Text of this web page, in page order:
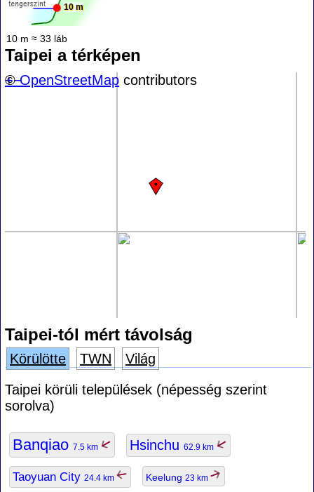
10 m
10 m ≈ 33 láb
Taipei a térképen
+−
©OpenStreetMap contributors
Taipei-tól mért távolság
Körülötte TWN
Világ
Taipei körüli települések (népesség szerint
sorolva)
Banqiao 7.5 km Hsinchu 62.9 km
Taoyuan City 24.4 km Keelung 23 km